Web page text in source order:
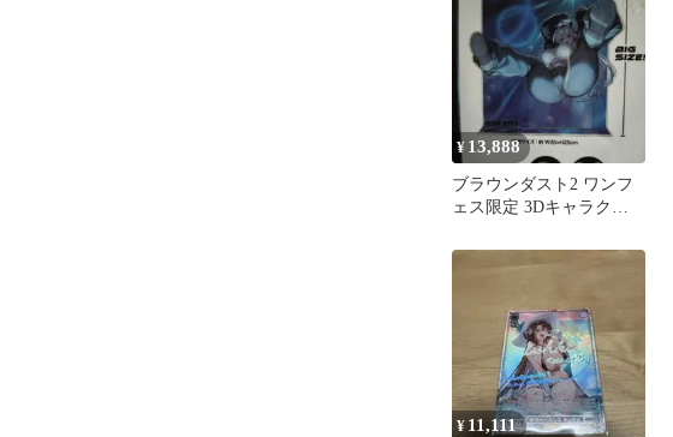
¥ 13,888
ブラウンダスト2 ワンフ
ェス限定 3Dキャラクタ
付
¥ 11,111